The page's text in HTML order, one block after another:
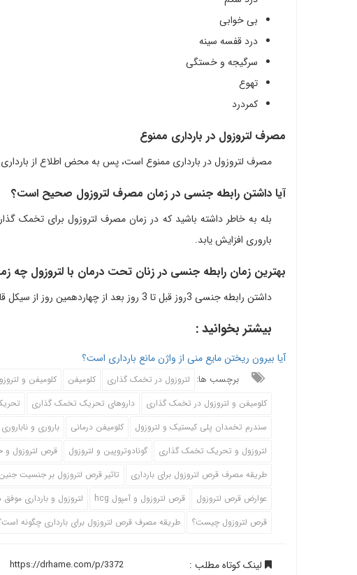
بی خوابی
درد قفسه سینه
سرگیجه و خستگی
تهوع
کمردرد
مصرف لتروزول در بارداری ممنوع
مصرف لتروزول در بارداری ممنوع است، پس به محض اطلاع از
آیا داشتن رابطه جنسی در زمان مصرف لتروزول صحیح است؟
بله به خاطر داشته باشید که در زمان مصرف لتروزول برای تخمک
باروری افزایش یابد.
بهترین زمان رابطه جنسی در زنان تحت درمان با لتروزول چه
داشتن رابطه جنسی 3روز قبل تا 3 روز بعد از چهاردهمین روز از سیکل قاعدگی یعنی از روز 10 پریود تا 18 پریود الزامیست.
بیشتر بخوانید :
آیا بیرون ریختن مایع منی از واژن مانع بارداری است؟
برچسب ها: لتروزول در تخمک گذاری کلومیفن کلومیفن و
کلومیفن و لتروزول در تخمک گذاری
داروهای تحریک تخمک گذاری
سندرم تخمدان پلی کیستیک و لتروزول
کلومیفن درمانی باروری و ناباروری
لتروزول و تحریک تخمک گذاری
گونادوتروپین و لتروزول قرص لتروزول و
طریقه مصرف قرص لتروزول برای بارداری
تاثیر قرص لتروزول بر جنسیت جنین
عوارض قرص لتروزول
قرص لتروزول و آمپول hcg لتروزول و بارداری موفق
قرص لتروزول چیست؟
طریقه مصرف قرص لتروزول برای بارداری چگونه
لینک کوتاه مطلب :